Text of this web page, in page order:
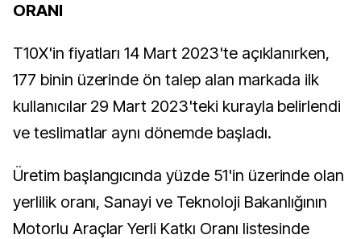
ORANI
T10X'in fiyatları 14 Mart 2023'te açıklanırken,
177 binin üzerinde ön talep alan markada ilk
kullanıcılar 29 Mart 2023'teki kurayla belirlendi
ve teslimatlar aynı dönemde başladı.
Üretim başlangıcında yüzde 51'in üzerinde olan
yerlilik oranı, Sanayi ve Teknoloji Bakanlığının
Motorlu Araçlar Yerli Katkı Oranı listesinde